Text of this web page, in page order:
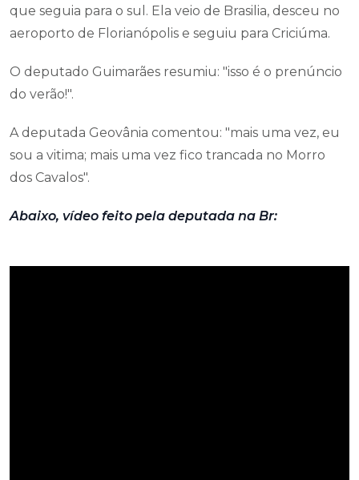
que seguia para o sul. Ela veio de Brasilia, desceu no
aeroporto de Florianópolis e seguiu para Criciúma.
O deputado Guimarães resumiu: "isso é o prenúncio
do verão!".
A deputada Geovânia comentou: "mais uma vez, eu
sou a vitima; mais uma vez fico trancada no Morro
dos Cavalos".
Abaixo, vídeo feito pela deputada na Br: